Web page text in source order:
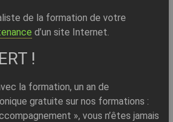
de la formation de votre
d’un site Internet.
!
la formation, un an de
gratuite sur nos formations :
», vous n’êtes jamais